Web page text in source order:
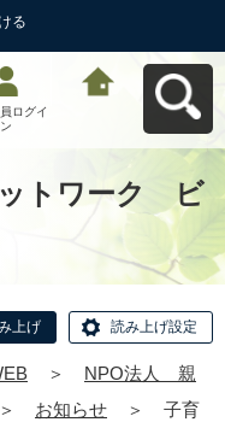
る
ログイ
ン
トワーク ビ
上げ 読み上げ設定
＞
NPO法人 親
＞ お知らせ ＞
子育